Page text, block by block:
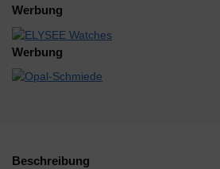
Werbung
Werbung
Beschreibung